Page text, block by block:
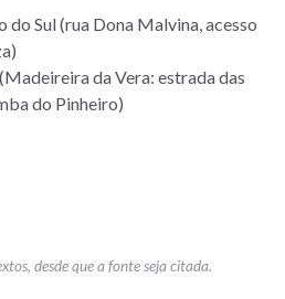
Sul (rua Dona Malvina, acesso
da Vera: estrada das
do Pinheiro)